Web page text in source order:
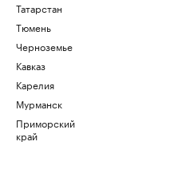
Татарстан
Тюмень
Черноземье
Кавказ
Карелия
Мурманск
Приморский
край